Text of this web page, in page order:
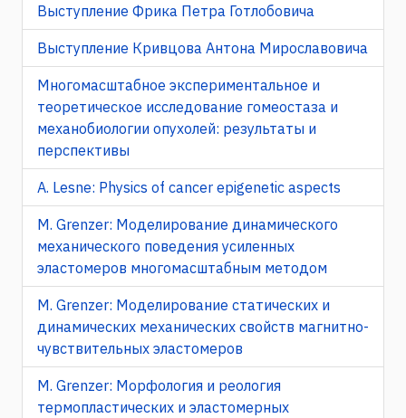
Выступление Фрика Петра Готлобовича
Выступление Кривцова Антона Мирославовича
Многомасштабное экспериментальное и
теоретическое исследование гомеостаза и
механобиологии опухолей: результаты и
перспективы
A. Lesne: Physics of cancer epigenetic aspects
M. Grenzer: Моделирование динамического
механического поведения усиленных
эластомеров многомасштабным методом
M. Grenzer: Моделирование статических и
динамических механических свойств магнитно-
чувствительных эластомеров
M. Grenzer: Морфология и реология
термопластических и эластомерных